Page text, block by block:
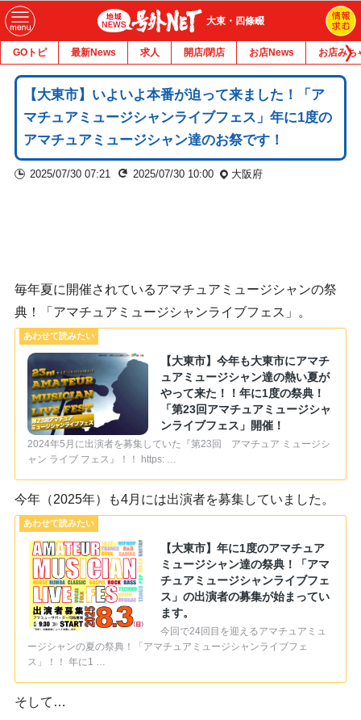
大東・四條畷
GOトピ 最新News 求人 開店/閉店 お店News お店みち
【大東市】いよいよ本番が迫って来ました！「ア
マチュアミュージシャンライブフェス」年に1度の
アマチュアミュージシャン達のお祭です！
2025/07/30 07:21 2025/07/30 10:00 大阪府
毎年夏に開催されているアマチュアミュージシャンの祭
典！「アマチュアミュージシャンライブフェス」。
【大東市】今年も大東市にアマチ
ュアミュージシャン達の熱い夏が
やって来た！！年に1度の祭典！
「第23回アマチュアミュージシャ
ンライブフェス」開催！
2024年5月に出演者を募集していた『第23回 アマチュア ミュージシ
ャン ライブ フェス』！！ https: …
今年（2025年）も4月には出演者を募集していました。
【大東市】年に1度のアマチュア
ミュージシャン達の祭典！「アマ
チュアミュージシャンライブフェ
ス」の出演者の募集が始まってい
ます。
今回で24回目を迎えるアマチュアミュ
ージシャンの夏の祭典！「アマチュアミュージシャンライブフェ
ス」！！ 年に1 …
そして…